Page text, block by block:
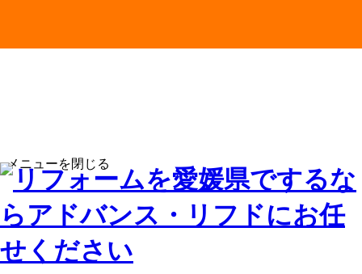
メニューを閉じる